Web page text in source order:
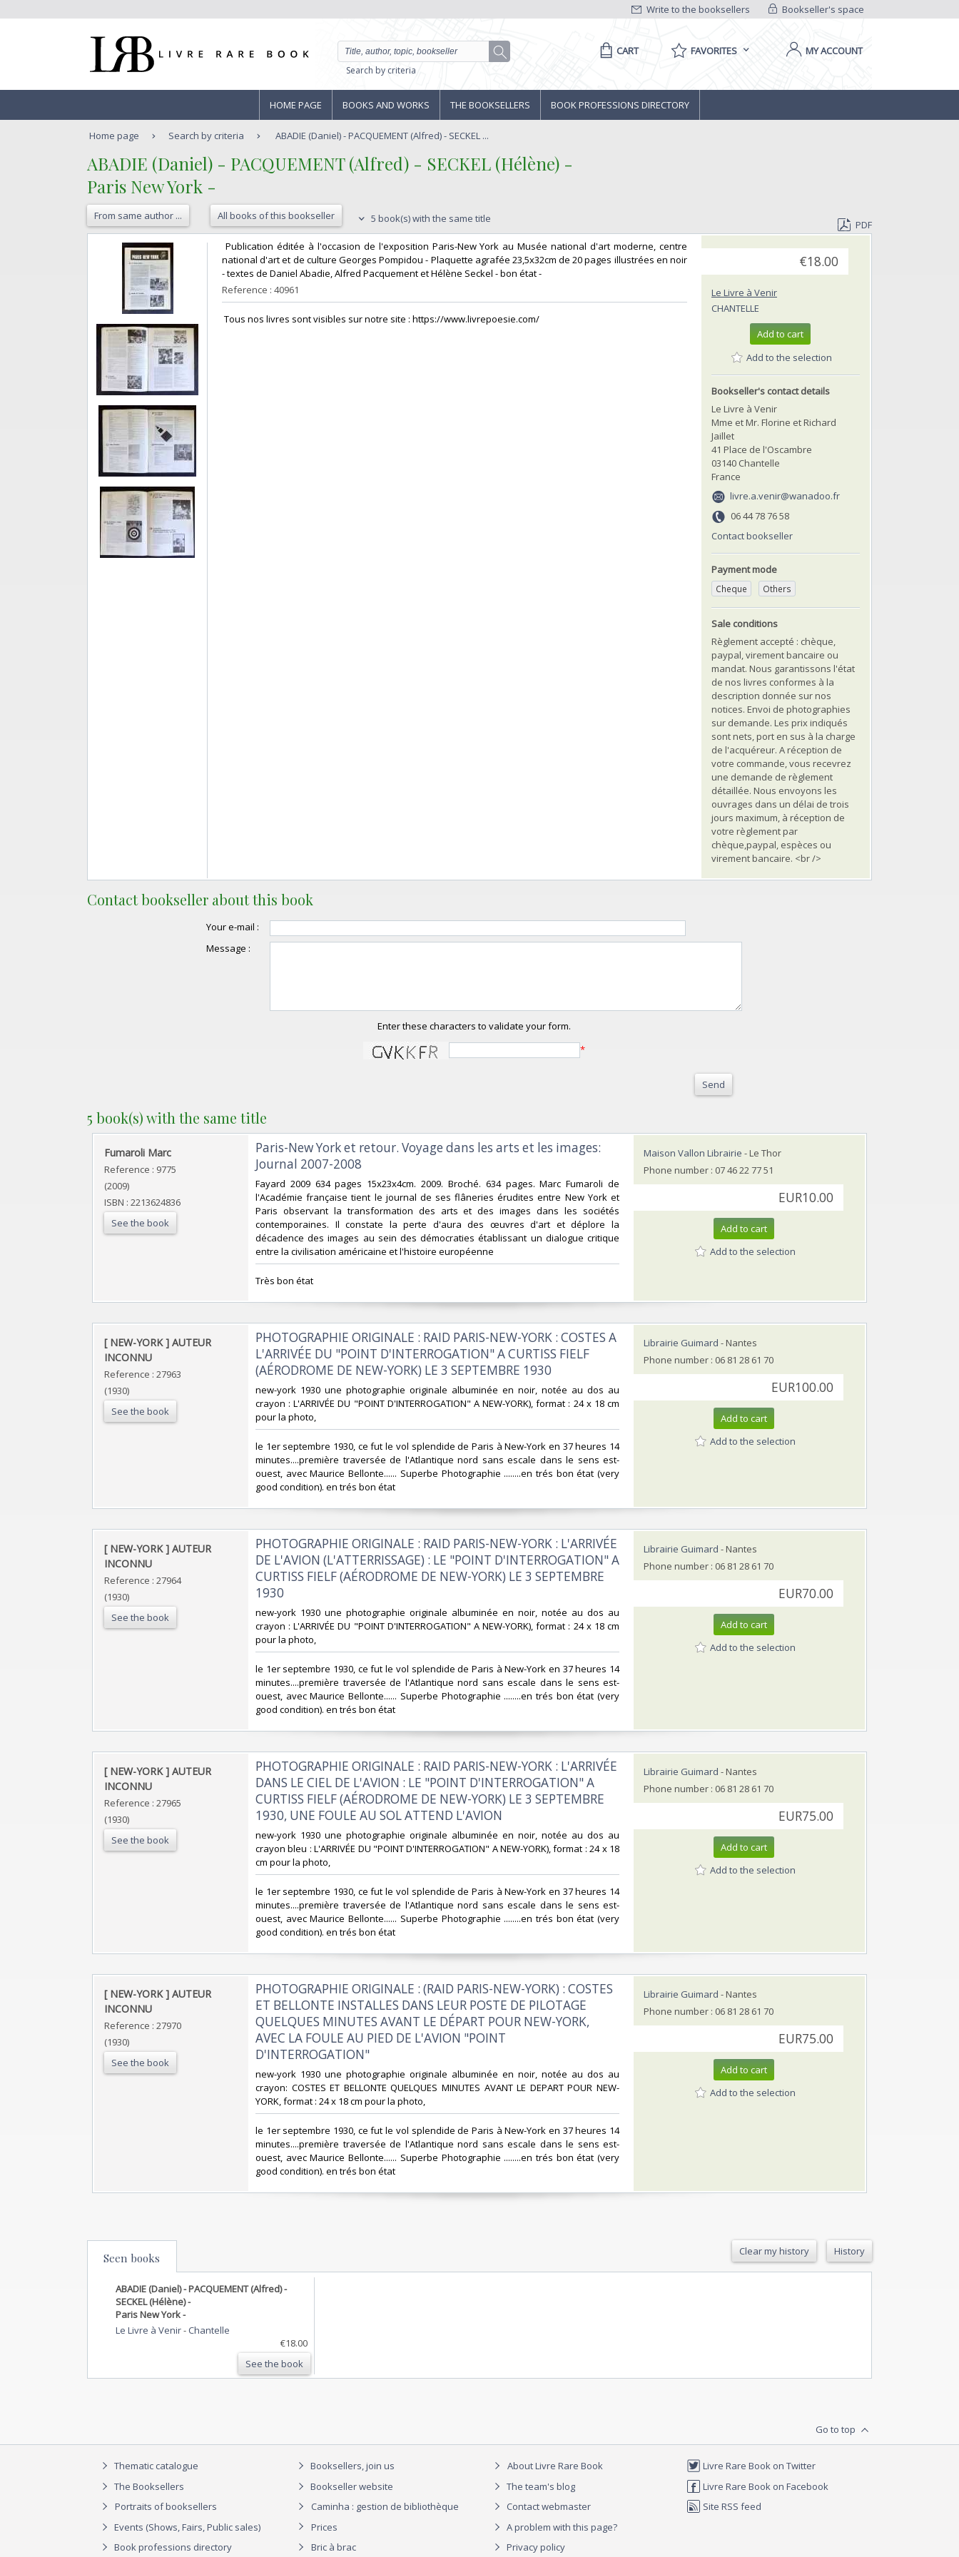
Bookseller's space
Write to the booksellers
Search by criteria
CART FAVORITES MY ACCOUNT
HOME PAGE BOOKS AND WORKS THE BOOKSELLERS BOOK PROFESSIONS DIRECTORY
Home page Search by criteria ABADIE (Daniel) - PACQUEMENT (Alfred) - SECKEL ...
‎ABADIE (Daniel) - PACQUEMENT (Alfred) - SECKEL (Hélène) - ‎
‎Paris New York - ‎
From same author ... All books of this bookseller 5 book(s) with the same title
PDF
‎ Publication éditée à l'occasion de l'exposition Paris-New York au Musée national d'art moderne, centre
national d'art et de culture Georges Pompidou - Plaquette agrafée 23,5x32cm de 20 pages illustrées en noir
- textes de Daniel Abadie, Alfred Pacquement et Hélène Seckel - bon état - ‎
Reference : 40961
‎ Tous nos livres sont visibles sur notre site : https://www.livrepoesie.com/‎
€18.00
Le Livre à Venir
CHANTELLE
Add to cart
Add to the selection
Bookseller's contact details
Le Livre à Venir
Mme et Mr. Florine et Richard
Jaillet
41 Place de l'Oscambre
03140 Chantelle
France
livre.a.venir@wanadoo.fr
06 44 78 76 58
Contact bookseller
Payment mode
Cheque Others
Sale conditions
Règlement accepté : chèque,
paypal, virement bancaire ou
mandat. Nous garantissons l'état
de nos livres conformes à la
description donnée sur nos
notices. Envoi de photographies
sur demande. Les prix indiqués
sont nets, port en sus à la charge
de l'acquéreur. A réception de
votre commande, vous recevrez
une demande de règlement
détaillée. Nous envoyons les
ouvrages dans un délai de trois
jours maximum, à réception de
votre règlement par
chèque,paypal, espèces ou
virement bancaire. <br />
Contact bookseller about this book
Your e-mail :
Message :
Enter these characters to validate your form.
*
Send
5 book(s) with the same title
‎Fumaroli Marc‎
Reference : 9775
(2009)
ISBN : 2213624836
See the book
‎Paris-New York et retour. Voyage dans les arts et les images:
Journal 2007-2008‎
‎Fayard 2009 634 pages 15x23x4cm. 2009. Broché. 634 pages. Marc Fumaroli de
l'Académie française tient le journal de ses flâneries érudites entre New York et
Paris observant la transformation des arts et des images dans les sociétés
contemporaines. Il constate la perte d'aura des œuvres d'art et déplore la
décadence des images au sein des démocraties établissant un dialogue critique
entre la civilisation américaine et l'histoire européenne‎
‎Très bon état‎
Maison Vallon Librairie - Le Thor
Phone number : 07 46 22 77 51
EUR10.00
Add to cart
Add to the selection
‎[ NEW-YORK ] AUTEUR
INCONNU‎
Reference : 27963
(1930)
See the book
‎PHOTOGRAPHIE ORIGINALE : RAID PARIS-NEW-YORK : COSTES A
L'ARRIVÉE DU "POINT D'INTERROGATION" A CURTISS FIELF
(AÉRODROME DE NEW-YORK) LE 3 SEPTEMBRE 1930‎
‎new-york 1930 une photographie originale albuminée en noir, notée au dos au
crayon : L'ARRIVÉE DU "POINT D'INTERROGATION" A NEW-YORK), format : 24 x 18 cm
pour la photo, ‎
‎le 1er septembre 1930, ce fut le vol splendide de Paris à New-York en 37 heures 14
minutes....première traversée de l'Atlantique nord sans escale dans le sens est-
ouest, avec Maurice Bellonte...... Superbe Photographie ........en trés bon état (very
good condition). en trés bon état ‎
Librairie Guimard - Nantes
Phone number : 06 81 28 61 70
EUR100.00
Add to cart
Add to the selection
‎[ NEW-YORK ] AUTEUR
INCONNU‎
Reference : 27964
(1930)
See the book
‎PHOTOGRAPHIE ORIGINALE : RAID PARIS-NEW-YORK : L'ARRIVÉE
DE L'AVION (L'ATTERRISSAGE) : LE "POINT D'INTERROGATION" A
CURTISS FIELF (AÉRODROME DE NEW-YORK) LE 3 SEPTEMBRE
1930‎
‎new-york 1930 une photographie originale albuminée en noir, notée au dos au
crayon : L'ARRIVÉE DU "POINT D'INTERROGATION" A NEW-YORK), format : 24 x 18 cm
pour la photo, ‎
‎le 1er septembre 1930, ce fut le vol splendide de Paris à New-York en 37 heures 14
minutes....première traversée de l'Atlantique nord sans escale dans le sens est-
ouest, avec Maurice Bellonte...... Superbe Photographie ........en trés bon état (very
good condition). en trés bon état ‎
Librairie Guimard - Nantes
Phone number : 06 81 28 61 70
EUR70.00
Add to cart
Add to the selection
‎[ NEW-YORK ] AUTEUR
INCONNU‎
Reference : 27965
(1930)
See the book
‎PHOTOGRAPHIE ORIGINALE : RAID PARIS-NEW-YORK : L'ARRIVÉE
DANS LE CIEL DE L'AVION : LE "POINT D'INTERROGATION" A
CURTISS FIELF (AÉRODROME DE NEW-YORK) LE 3 SEPTEMBRE
1930, UNE FOULE AU SOL ATTEND L'AVION ‎
‎new-york 1930 une photographie originale albuminée en noir, notée au dos au
crayon bleu : L'ARRIVÉE DU "POINT D'INTERROGATION" A NEW-YORK), format : 24 x 18
cm pour la photo, ‎
‎le 1er septembre 1930, ce fut le vol splendide de Paris à New-York en 37 heures 14
minutes....première traversée de l'Atlantique nord sans escale dans le sens est-
ouest, avec Maurice Bellonte...... Superbe Photographie ........en trés bon état (very
good condition). en trés bon état ‎
Librairie Guimard - Nantes
Phone number : 06 81 28 61 70
EUR75.00
Add to cart
Add to the selection
‎[ NEW-YORK ] AUTEUR
INCONNU‎
Reference : 27970
(1930)
See the book
‎PHOTOGRAPHIE ORIGINALE : (RAID PARIS-NEW-YORK) : COSTES
ET BELLONTE INSTALLES DANS LEUR POSTE DE PILOTAGE
QUELQUES MINUTES AVANT LE DÉPART POUR NEW-YORK,
AVEC LA FOULE AU PIED DE L'AVION "POINT
D'INTERROGATION" ‎
‎new-york 1930 une photographie originale albuminée en noir, notée au dos au
crayon: COSTES ET BELLONTE QUELQUES MINUTES AVANT LE DEPART POUR NEW-
YORK, format : 24 x 18 cm pour la photo, ‎
‎le 1er septembre 1930, ce fut le vol splendide de Paris à New-York en 37 heures 14
minutes....première traversée de l'Atlantique nord sans escale dans le sens est-
ouest, avec Maurice Bellonte...... Superbe Photographie ........en trés bon état (very
good condition). en trés bon état ‎
Librairie Guimard - Nantes
Phone number : 06 81 28 61 70
EUR75.00
Add to cart
Add to the selection
Seen books Clear my history History
ABADIE (Daniel) - PACQUEMENT (Alfred) -
SECKEL (Hélène) -
Paris New York -
Le Livre à Venir- Chantelle
€18.00
See the book
Go to top
Thematic catalogue
The Booksellers
Portraits of booksellers
Events (Shows, Fairs, Public sales)
Book professions directory
Booksellers, join us
Bookseller website
Caminha : gestion de bibliothèque
Prices
Bric à brac
About Livre Rare Book
The team's blog
Contact webmaster
A problem with this page?
Privacy policy
Livre Rare Book on Twitter
Livre Rare Book on Facebook
Site RSS feed